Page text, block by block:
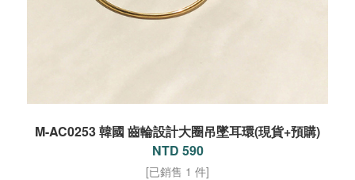
M-AC0253 韓國 齒輪設計大圈吊墜耳環(現貨+預購)
NTD 590
[已銷售 1 件]